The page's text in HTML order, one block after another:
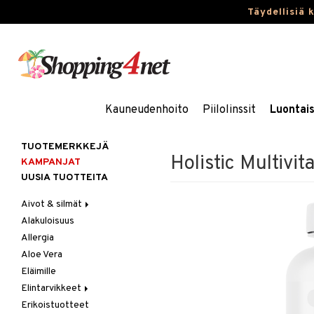
Täydellisiä
Kauneudenhoito Piilolinssit
Holistic
TUOTEMERKKEJÄ
KAMPANJAT
UUSIA TUOTTEITA
Aivot & silmät
Muisti
Rasvahapot
Silmät
Alakuloisuus
Allergia
Aloe Vera
Eläimille
Elintarvikkeet
Hedelmät & pähkinät
Erikoistuotteet